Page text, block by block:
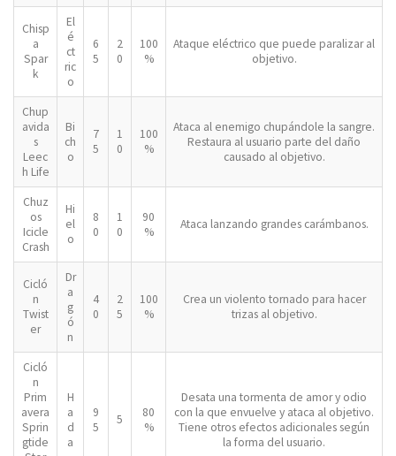
Chisp
a
Spar
k
El
é
ct
ric
o
6
5
2
0
100
%
Ataque eléctrico que puede paralizar al
objetivo.
Chup
avida
s
Leec
h Life
Bi
ch
o
7
5
1
0
100
%
Ataca al enemigo chupándole la sangre.
Restaura al usuario parte del daño
causado al objetivo.
Chuz
os
Icicle
Crash
Hi
el
o
8
0
1
0
90
%
Ataca lanzando grandes carámbanos.
Cicló
n
Twist
er
Dr
a
g
ó
n
4
0
2
5
100
%
Crea un violento tornado para hacer
trizas al objetivo.
Cicló
n
Prim
avera
Sprin
gtide
H
a
d
a
9
5
5
80
%
Desata una tormenta de amor y odio
con la que envuelve y ataca al objetivo.
Tiene otros efectos adicionales según
la forma del usuario.